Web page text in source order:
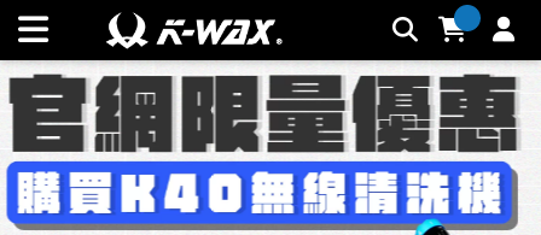
K-WAX凱閎國際股份有限公司｜台灣汽車美容材料領導品牌 |
K-WAX台灣汽車美容材料